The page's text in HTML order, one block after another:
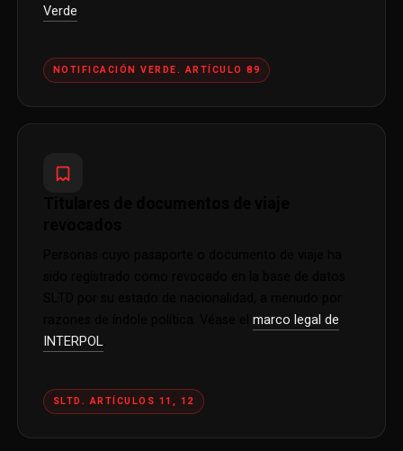
Verde
NOTIFICACIÓN VERDE. ARTÍCULO 89
marco legal de
INTERPOL.
SLTD. ARTÍCULOS 11, 12